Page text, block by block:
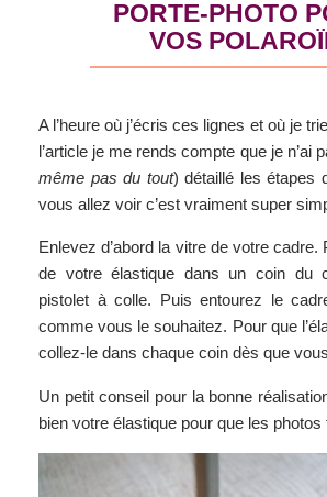
PORTE-PHOTO
VOS
A l’heure où j’écris ces lignes et où je
l’article je me rends compte que je n’ai
même pas du tout) détaillé les étapes
vous allez voir c’est vraiment super
Enlevez d’abord la vitre de votre cadre.
de votre élastique dans un coin du
pistolet à colle. Puis entourez le
comme vous le souhaitez. Pour que
collez-le dans chaque coin dès que
Un petit conseil pour la bonne
bien votre élastique pour que les photos